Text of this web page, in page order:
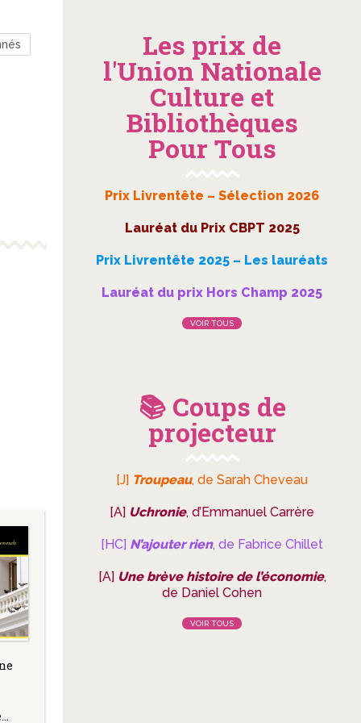
Les prix de
l'Union Nationale
Culture et
Bibliothèques
Pour Tous
Prix Livrentête – Sélection 2026
Lauréat du Prix CBPT 2025
Prix Livrentête 2025 – Les lauréats
Lauréat du prix Hors Champ 2025
VOIR TOUS
📚 Coups de
projecteur
[J] Troupeau, de Sarah Cheveau
[A] Uchronie, d’Emmanuel Carrère
[HC] N’ajouter rien, de Fabrice Chillet
[A] Une brève histoire de l’économie,
de Daniel Cohen
VOIR TOUS